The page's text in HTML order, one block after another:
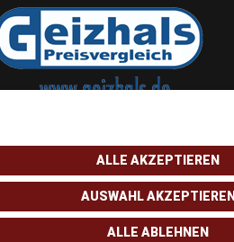
ALLE AKZEPTIEREN
AUSWAHL AKZEPTIEREN
ALLE ABLEHNEN